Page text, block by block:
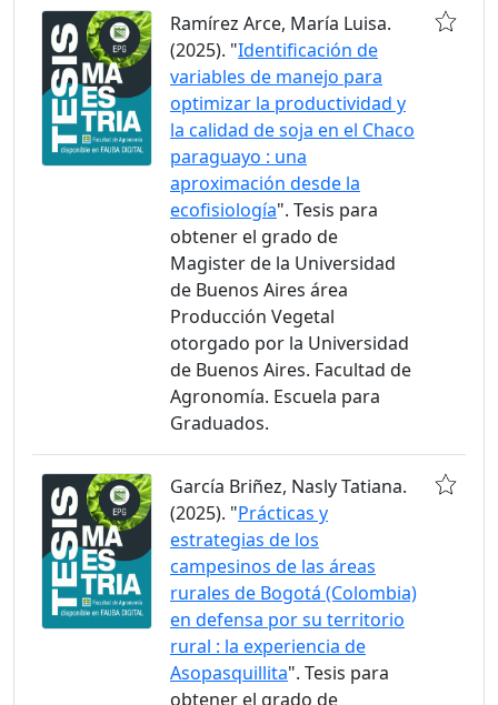
Ramírez Arce, María Luisa.
(2025). "Identificación de
variables de manejo para
optimizar la productividad y
la calidad de soja en el Chaco
paraguayo : una
aproximación desde la
ecofisiología". Tesis para
obtener el grado de
Magister de la Universidad
de Buenos Aires área
Producción Vegetal
otorgado por la Universidad
de Buenos Aires. Facultad de
Agronomía. Escuela para
Graduados.
García Briñez, Nasly Tatiana.
(2025). "Prácticas y
estrategias de los
campesinos de las áreas
rurales de Bogotá (Colombia)
en defensa por su territorio
rural : la experiencia de
Asopasquillita". Tesis para
obtener el grado de